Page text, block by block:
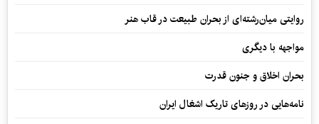
روایتی میان‌رشته‌ای از بحران طبیعت در قاب هنر
مواجهه با دیگری
بحران اخلاق و جنون قدرت
نامه‌هایی در روزهای تاریک اشغال ایران